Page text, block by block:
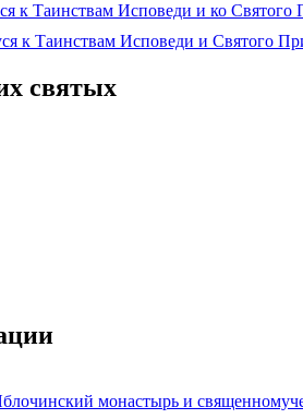
к Таинствам Исповеди и Святого
святых
монастырь и